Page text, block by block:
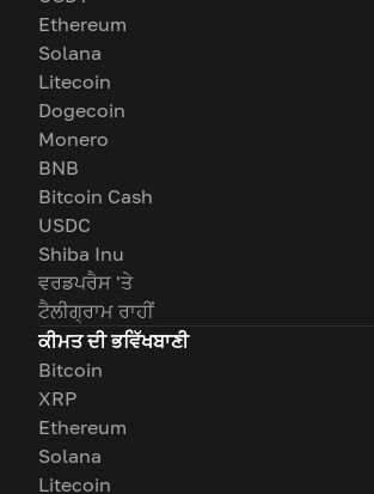
Ethereum
Solana
Litecoin
Dogecoin
Monero
BNB
Bitcoin Cash
USDC
Shiba Inu
ਵਰਡਪਰੈਸ 'ਤੇ
ਟੈਲੀਗ੍ਰਾਮ ਰਾਹੀਂ
ਕੀਮਤ ਦੀ ਭਵਿੱਖਬਾਣੀ
Bitcoin
XRP
Ethereum
Solana
Litecoin